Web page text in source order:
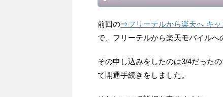
前回の⇒フリーテルから楽天へ キ
で、フリーテルから楽天モバイルへ
その申し込みをしたのは3/4だった
て開通手続きをしました。